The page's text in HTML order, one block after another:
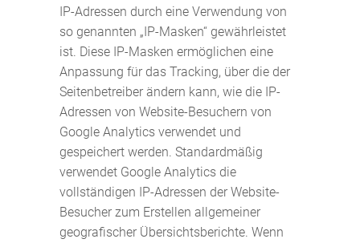
IP-Adressen durch eine Verwendung von
so genannten „IP-Masken“ gewährleistet
ist. Diese IP-Masken ermöglichen eine
Anpassung für das Tracking, über die der
Seitenbetreiber ändern kann, wie die IP-
Adressen von Website-Besuchern von
Google Analytics verwendet und
gespeichert werden. Standardmäßig
verwendet Google Analytics die
vollständigen IP-Adressen der Website-
Besucher zum Erstellen allgemeiner
geografischer Übersichtsberichte. Wenn